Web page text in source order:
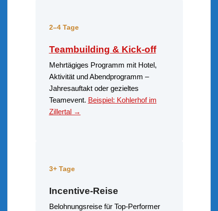
2–4 Tage
Teambuilding & Kick-off
Mehrtägiges Programm mit Hotel,
Aktivität und Abendprogramm –
Jahresauftakt oder gezieltes
Teamevent. Beispiel: Kohlerhof im
Zillertal →
3+ Tage
Incentive-Reise
Belohnungsreise für Top-Performer